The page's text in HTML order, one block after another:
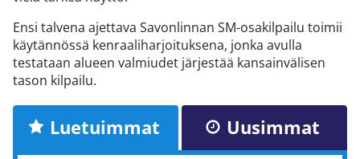
Ensi talvena ajettava Savonlinnan SM-osakilpailu toimii
käytännössä kenraaliharjoituksena, jonka avulla
testataan alueen valmiudet järjestää kansainvälisen
tason kilpailu.
Luetuimmat Uusimmat